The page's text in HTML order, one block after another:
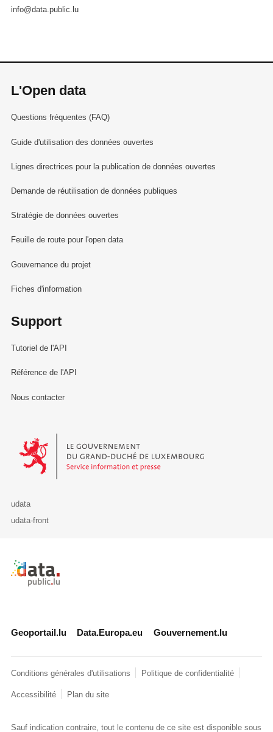
info@data.public.lu
L'Open data
Questions fréquentes (FAQ)
Guide d'utilisation des données ouvertes
Lignes directrices pour la publication de données ouvertes
Demande de réutilisation de données publiques
Stratégie de données ouvertes
Feuille de route pour l'open data
Gouvernance du projet
Fiches d'information
Support
Tutoriel de l'API
Référence de l'API
Nous contacter
Le Gouvernement du Grand-Duché de Luxembourg - Service
udata
udata-front
Retour à l'accueil de data.public.lu
Geoportail.lu Data.Europa.eu Gouvernement.lu
Conditions générales d'utilisations Politique de confidentialité
Accessibilité Plan du site
Sauf indication contraire, tout le contenu de ce site est disponible sous